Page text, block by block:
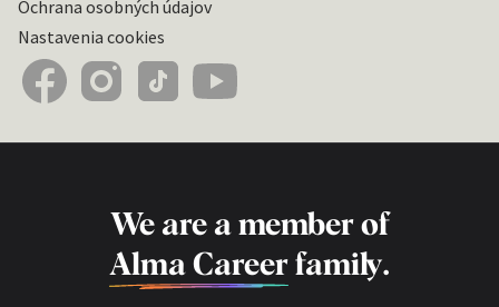
Ochrana osobných údajov
Nastavenia cookies
We are a member of
Alma Career family.